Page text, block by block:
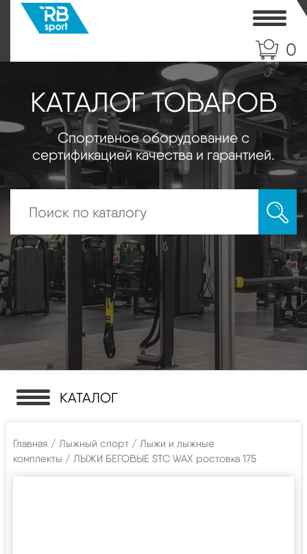
0
КАТАЛОГ ТОВАРОВ
Спортивное оборудование с
сертификацией качества и гарантией.
КАТАЛОГ
Главная / Лыжный спорт / Лыжи и лыжные
комплекты / ЛЫЖИ БЕГОВЫЕ STC WAX ростовка 175